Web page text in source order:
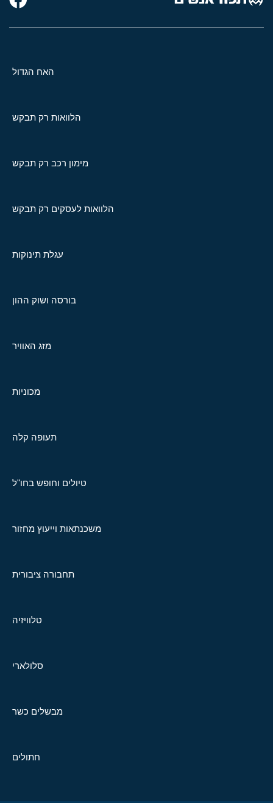
האח הגדול
הלוואות רק תבקש
מימון רכב רק תבקש
הלוואות לעסקים רק תבקש
עגלת תינוקות
בורסה ושוק ההון
מזג האוויר
מכוניות
תעופה קלה
טיולים וחופש בחו"ל
משכנתאות וייעוץ מחזור
תחבורה ציבורית
טלוויזיה
סלולארי
מבשלים כשר
חתולים